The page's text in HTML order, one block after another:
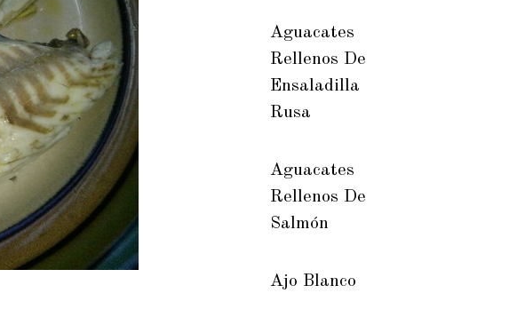
Aguacates
Rellenos De
Ensaladilla
Rusa
Aguacates
Rellenos De
Salmón
Ajo Blanco